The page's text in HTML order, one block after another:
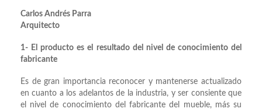
Carlos Andrés Parra
Arquitecto
1- El producto es el resultado del nivel de conocimiento del
fabricante
Es de gran importancia reconocer y mantenerse actualizado
en cuanto a los adelantos de la industria, y ser consiente que
el nivel de conocimiento del fabricante del mueble, más su